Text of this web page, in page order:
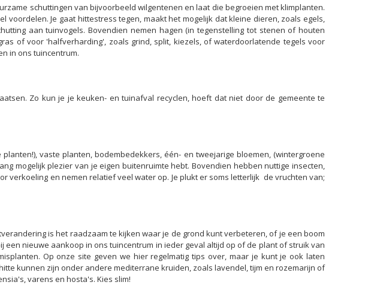
schuttingen van bijvoorbeeld wilgentenen en laat die begroeien met klimplanten.
Je gaat hittestress tegen, maakt het mogelijk dat kleine dieren, zoals egels,
aan tuinvogels. Bovendien nemen hagen (in tegenstelling tot stenen of houten
of voor 'halfverharding', zoals grind, split, kiezels, of waterdoorlatende tegels voor
in ons tuincentrum.
Zo kun je je keuken- en tuinafval recyclen, hoeft dat niet door de gemeente te
vaste planten, bodembedekkers, één- en tweejarige bloemen, (wintergroene
mogelijk plezier van je eigen buitenruimte hebt. Bovendien hebben nuttige insecten,
verkoeling en nemen relatief veel water op. Je plukt er soms letterlijk de vruchten van;
is het raadzaam te kijken waar je de grond kunt verbeteren, of je een boom
nieuwe aankoop in ons tuincentrum in ieder geval altijd op of de plant of struik van
Op onze site geven we hier regelmatig tips over, maar je kunt je ook laten
kunnen zijn onder andere mediterrane kruiden, zoals lavendel, tijm en rozemarijn of
varens en hosta's. Kies slim!